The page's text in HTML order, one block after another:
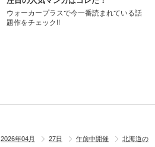
ウォーカープラスで今一番読まれている話
題作をチェック!!
2026年04月 27日 午前中開催
北海道の